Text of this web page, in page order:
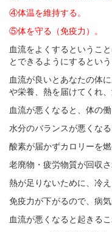
④体温を維持する。
⑤体を守る（免疫力）。
血流をよくするというこ
とできるようにするという
血流が良いとあなたの体
や栄養、熱を届けてくれ
血流が悪くなると、体の
水分のバランスが悪くなる
酸素が届かずカロリーを
老廃物・疲労物質が回収
熱が足りないために、冷え
免疫力が下がるので、病気
血流が悪くなると起きる